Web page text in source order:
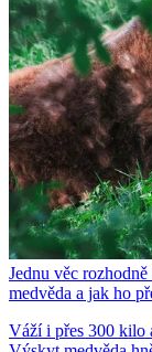
Jednu věc
medvěda a jak ho
Váží i přes 300 kilo